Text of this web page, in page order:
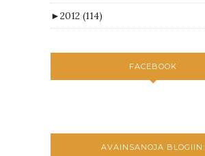
►2012 (114)
FACEBOOK
AVAINSANOJA BLOGIIN: